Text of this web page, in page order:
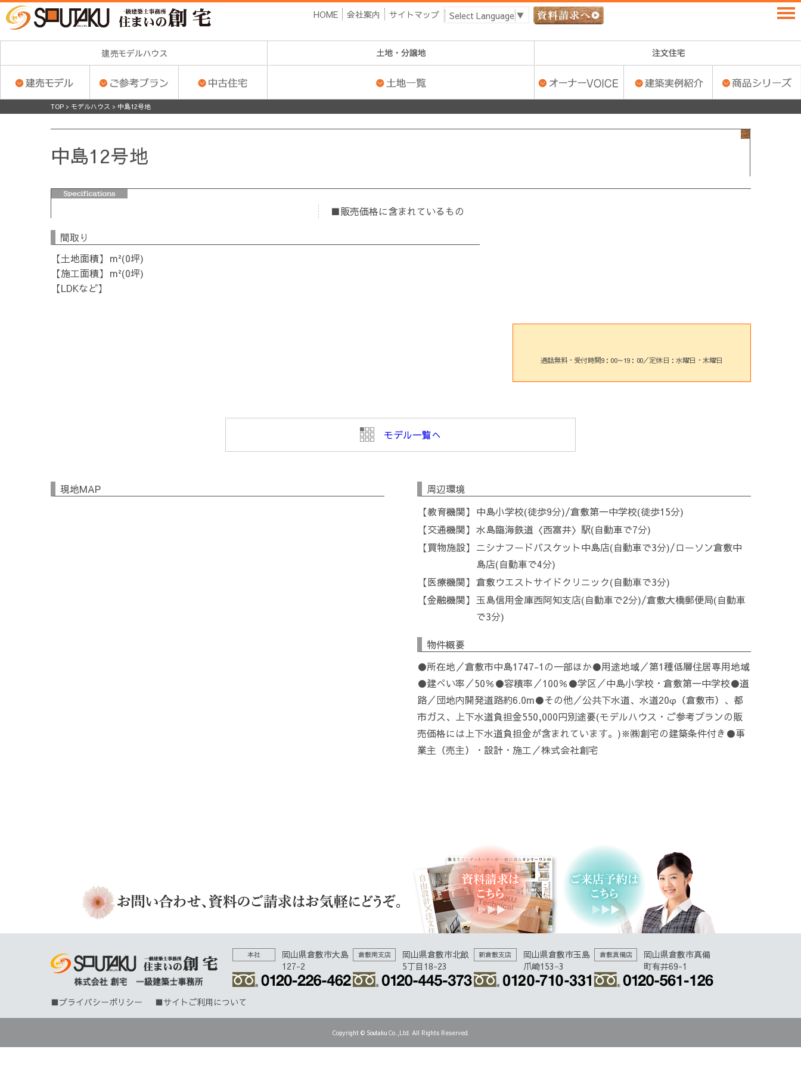
HOME 会社案内 サイトマップ Select Language ▼
TOP> モデルハウス > 中島12号地
中島12号地
販売価格に含まれているもの
間取り
土地面積
m²(0坪)
施工面積
m²(0坪)
LDKなど
通話無料・受付時間9：00～19：00／定休日：水曜日・木曜日
モデル一覧へ
現地MAP
周辺環境
教育機関
中島小学校(徒歩9分)/倉敷第一中学校(徒歩15分)
交通機関
水島臨海鉄道〈西富井〉駅(自動車で7分)
買物施設
ニシナフードバスケット中島店(自動車で3分)/ローソン倉敷中
島店(自動車で4分)
医療機関
倉敷ウエストサイドクリニック(自動車で3分)
金融機関
玉島信用金庫西阿知支店(自動車で2分)/倉敷大橋郵便局(自動車
で3分)
物件概要
●所在地／倉敷市中島1747-1の一部ほか●用途地域／第1種低層住居専用地域
●建ぺい率／50％●容積率／100％●学区／中島小学校・倉敷第一中学校●道
路／団地内開発道路約6.0m●その他／公共下水道、水道20φ（倉敷市）、都
市ガス、上下水道負担金550,000円別途要(モデルハウス・ご参考プランの販
売価格には上下水道負担金が含まれています。)※㈱創宅の建築条件付き●事
業主（売主）・設計・施工／株式会社創宅
本社
岡山県倉敷市大島
127-2
倉敷南支店
岡山県倉敷市北畝
5丁目18-23
新倉敷支店
岡山県倉敷市玉島
爪崎153−3
倉敷真備店
岡山県倉敷市真備
町有井69-1
プライバシーポリシー サイトご利用について
Copyright © Soutaku Co.,Ltd. All Rights Reserved.